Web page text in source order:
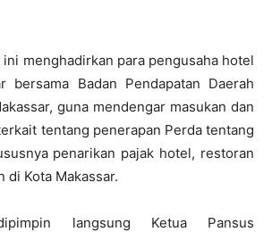
ini menghadirkan para pengusaha hotel
bersama Badan Pendapatan Daerah
guna mendengar masukan dan
tentang penerapan Perda tentang
penarikan pajak hotel, restoran
di Kota Makassar.
langsung Ketua Pansus